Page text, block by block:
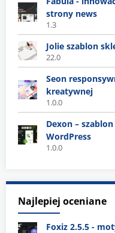
strony news
1.3
Jolie szablon
22.0
Seon
kreatywnej
1.0.0
Dexon –
WordPress
1.0.0
Najlepiej oceniane
Foxiz 2.5.5 -